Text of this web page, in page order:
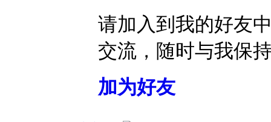
请加入到我的好友
交流，随时与我保
加为好友